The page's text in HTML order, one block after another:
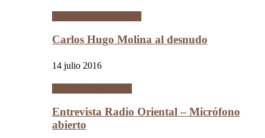
Carlos Hugo Molina al desnudo
14 julio 2016
Entrevista Radio Oriental – Micrófono
abierto